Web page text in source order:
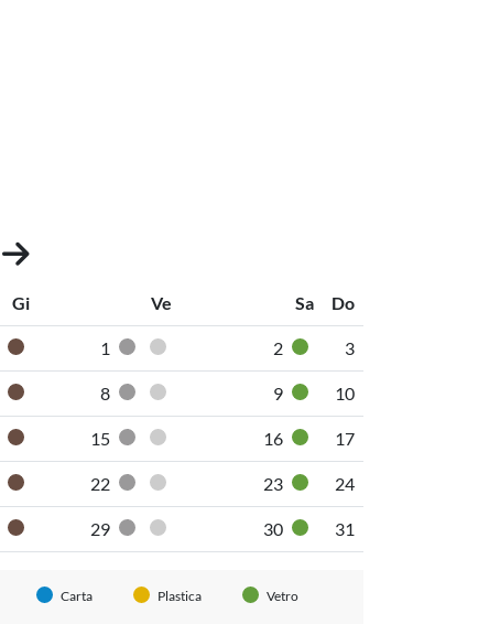
Gi Ve Sa Do
Organico umido
1 Secco non riciclabile
Pannolini-pannoloni
2 Vetro3
Organico umido
8 Secco non riciclabile
Pannolini-pannoloni
9 Vetro
10
Organico umido
15 Secco non riciclabile
Pannolini-pannoloni
16 Vetro
17
Organico umido
22 Secco non riciclabile
Pannolini-pannoloni
23 Vetro
24
Organico umido
29 Secco non riciclabile
Pannolini-pannoloni
30 Vetro
31
Carta Plastica Vetro